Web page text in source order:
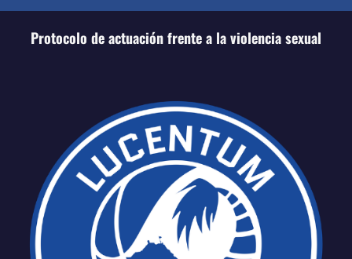
Protocolo de actuación frente a la violencia sexual